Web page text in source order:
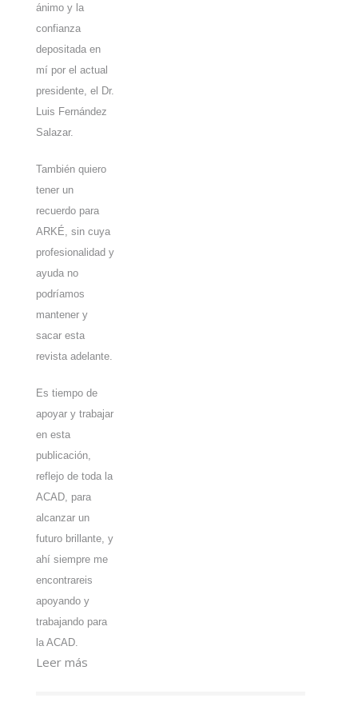
ánimo y la
confianza
depositada en
mí por el actual
presidente, el Dr.
Luis Fernández
Salazar.
También quiero
tener un
recuerdo para
ARKÉ, sin cuya
profesionalidad y
ayuda no
podríamos
mantener y
sacar esta
revista adelante.
Es tiempo de
apoyar y trabajar
en esta
publicación,
reflejo de toda la
ACAD, para
alcanzar un
futuro brillante, y
ahí siempre me
encontrareis
apoyando y
trabajando para
la ACAD.
Leer más